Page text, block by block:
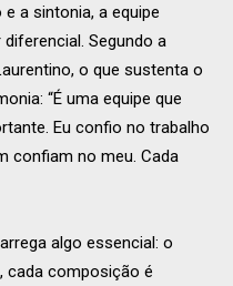
a sintonia, a equipe
Segundo a
o que sustenta o
“É uma equipe que
Eu confio no trabalho
confiam no meu. Cada
algo essencial: o
cada composição é